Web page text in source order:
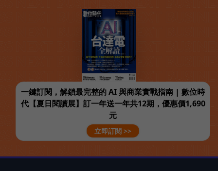
一鍵訂閱，解鎖最完整的 AI 與商業實戰指南 | 數位時
代【夏日閱讀展】訂一年送一年共12期，優惠價1,690
元
立即訂閱 >>